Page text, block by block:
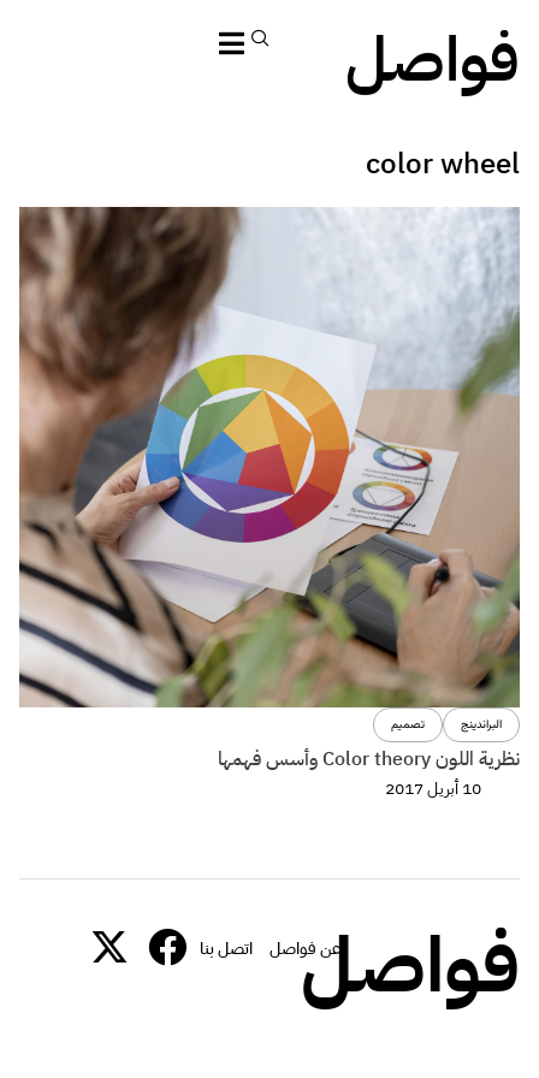
فواصل
color wheel
البراندينج تصميم
نظرية اللون Color theory وأسس فهمها
10 أبريل 2017
فواصل
عن فواصل اتصل بنا